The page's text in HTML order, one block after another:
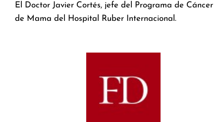
El Doctor Javier Cortés, jefe del Programa de Cáncer
de Mama del Hospital Ruber Internacional.